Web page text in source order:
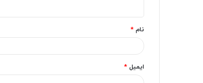
*
نام *
ایمیل *